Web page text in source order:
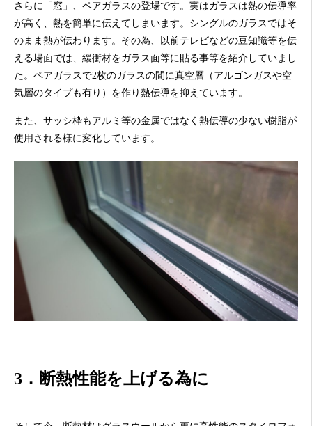
さらに「窓」、ペアガラスの登場です。実はガラスは熱の伝導率
が高く、熱を簡単に伝えてしまいます。シングルのガラスではそ
のまま熱が伝わります。その為、以前テレビなどの豆知識等を伝
える場面では、緩衝材をガラス面等に貼る事等を紹介していまし
た。ペアガラスで2枚のガラスの間に真空層（アルゴンガスや空
気層のタイプも有り）を作り熱伝導を抑えています。
また、サッシ枠もアルミ等の金属ではなく熱伝導の少ない樹脂が
使用される様に変化しています。
3．断熱性能を上げる為に